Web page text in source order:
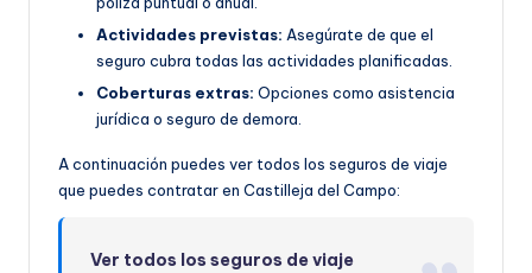
Actividades previstas: Asegúrate de que el
seguro cubra todas las actividades planificadas.
Coberturas extras: Opciones como asistencia
jurídica o seguro de demora.
A continuación puedes ver todos los seguros de viaje
que puedes contratar en Castilleja del Campo:
Ver todos los seguros de viaje